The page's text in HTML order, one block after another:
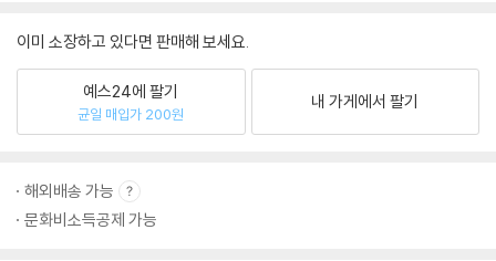
이미 소장하고 있다면 판매해 보세요.
예스24에 팔기
균일 매입가 200원
내 가게에서 팔기
해외배송 가능
문화비소득공제 가능